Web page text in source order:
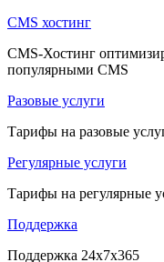
CMS хостинг
CMS-Хостинг
популярными CMS
Разовые услуги
Тарифы на разовые
Регулярные услуги
Тарифы на регулярные
Поддержка
Поддержка 24x7x365